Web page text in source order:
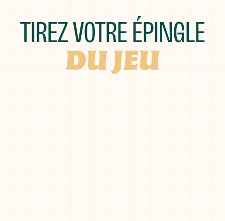
TIREZ VOTRE ÉPINGLE
DU JEU